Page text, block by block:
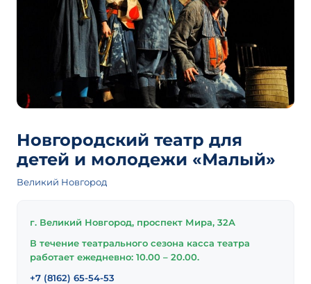
Новгородский театр для
детей и молодежи «Малый»
Великий Новгород
г. Великий Новгород, проспект Мира, 32А
В течение театрального сезона касса театра
работает ежедневно: 10.00 – 20.00.
+7 (8162) 65-54-53